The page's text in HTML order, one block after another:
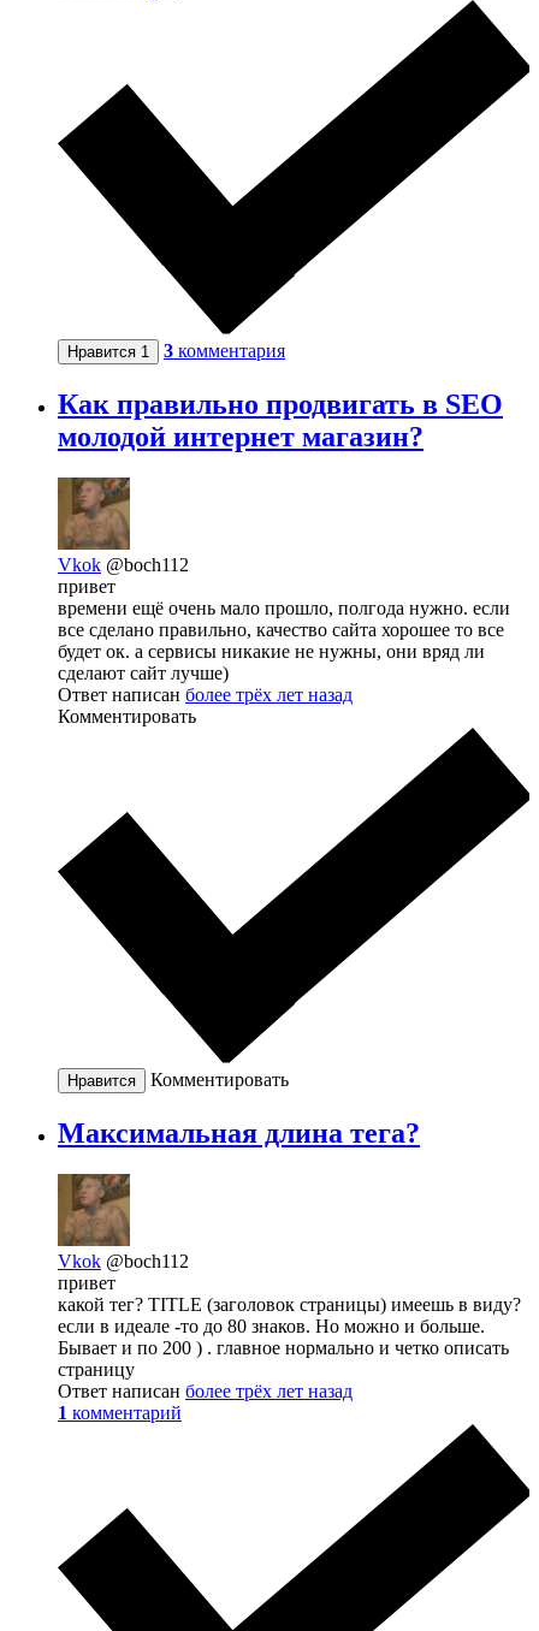
Нравится 1 3 комментария
Как правильно продвигать в SEO
молодой интернет магазин?
Vkok @boch112
привет
времени ещё очень мало прошло, полгода нужно. если
все сделано правильно, качество сайта хорошее то все
будет ок. а сервисы никакие не нужны, они вряд ли
сделают сайт лучше)
Ответ написан более трёх лет назад
Комментировать
Нравится Комментировать
Максимальная длина тега?
Vkok @boch112
привет
какой тег? TITLE (заголовок страницы) имеешь в виду?
если в идеале -то до 80 знаков. Но можно и больше.
Бывает и по 200 ) . главное нормально и четко описать
страницу
Ответ написан более трёх лет назад
1 комментарий